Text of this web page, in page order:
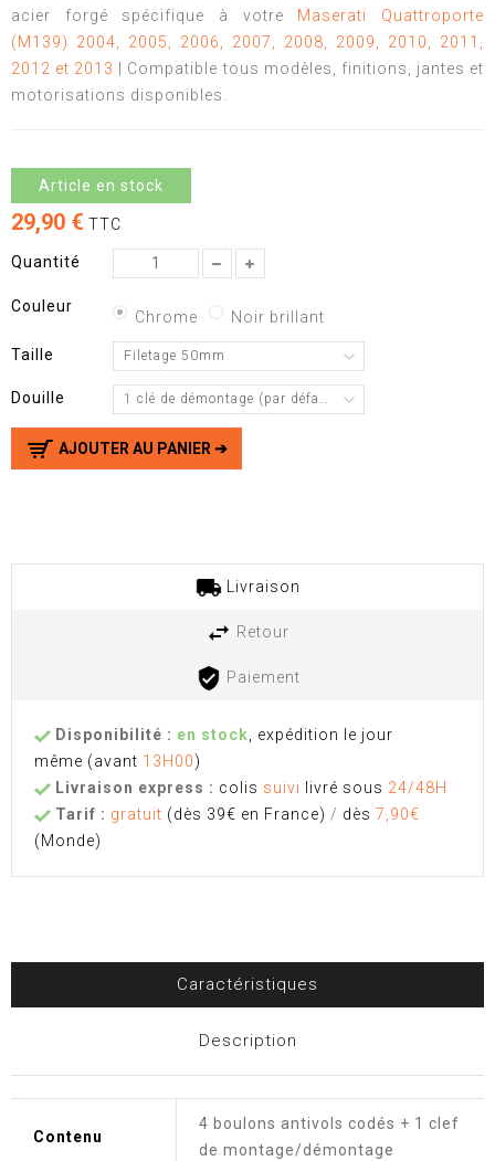
acier forgé spécifique à votre Maserati Quattroporte
(M139) 2004, 2005, 2006, 2007, 2008, 2009, 2010, 2011,
2012 et 2013
| Compatible tous modèles, finitions, jantes et
motorisations disponibles.
Article en stock
29,90 € TTC
Quantité
Couleur
Chrome Noir brillant
Taille Filetage 50mm
Douille 1 clé de démontage (par défaut)
AJOUTER AU PANIER ➔
Livraison
Retour
Paiement
Disponibilité : en stock, expédition le jour
même (avant 13H00)
Livraison express : colis suivi livré sous 24/48H
Tarif : gratuit (dès 39€ en France) / dès 7,90€
(Monde)
Caractéristiques
Description
Contenu
4 boulons antivols codés + 1 clef
de montage/démontage